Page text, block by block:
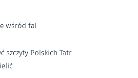
wśród fal
szczyty Polskich Tatr